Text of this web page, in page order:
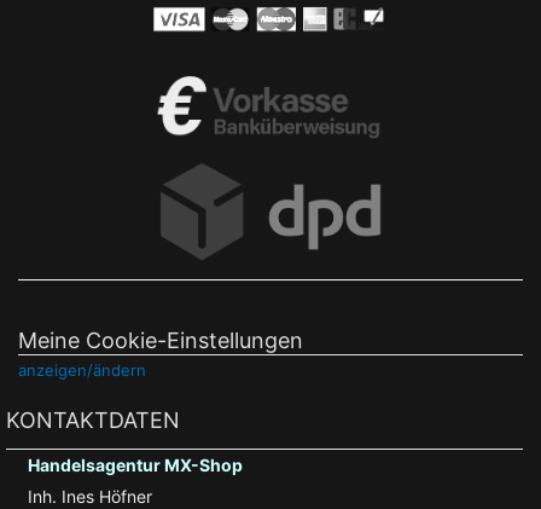
Meine Cookie-Einstellungen
anzeigen/ändern
KONTAKTDATEN
Handelsagentur MX-Shop
Inh. Ines Höfner